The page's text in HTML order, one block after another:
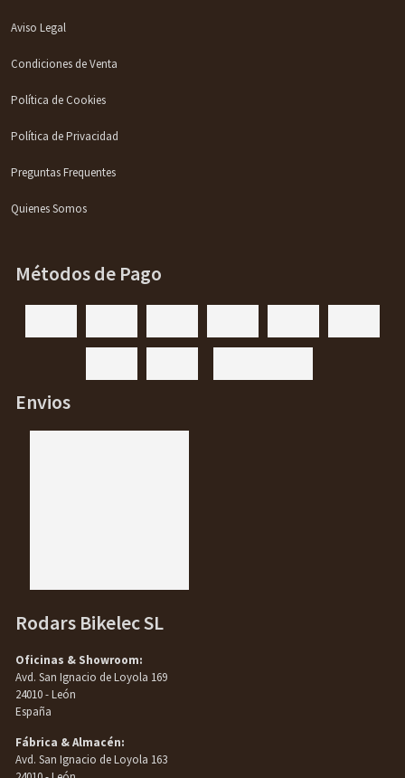
Aviso Legal
Condiciones de Venta
Política de Cookies
Política de Privacidad
Preguntas Frequentes
Quienes Somos
Métodos de Pago
Envios
Rodars Bikelec SL
Oficinas & Showroom:
Avd. San Ignacio de Loyola 169
24010 - León
España
Fábrica & Almacén:
Avd. San Ignacio de Loyola 163